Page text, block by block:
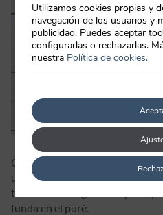
Cuando esté al punto, añadir
una tacita de mezcla de tres
todo bien a fuego suave para
funda en el puré.
Utilizamos cookies propias y
navegación de los usuarios y
publicidad. Puedes aceptar
configurarlas o rechazarlas.
nuestra Política de cookies.